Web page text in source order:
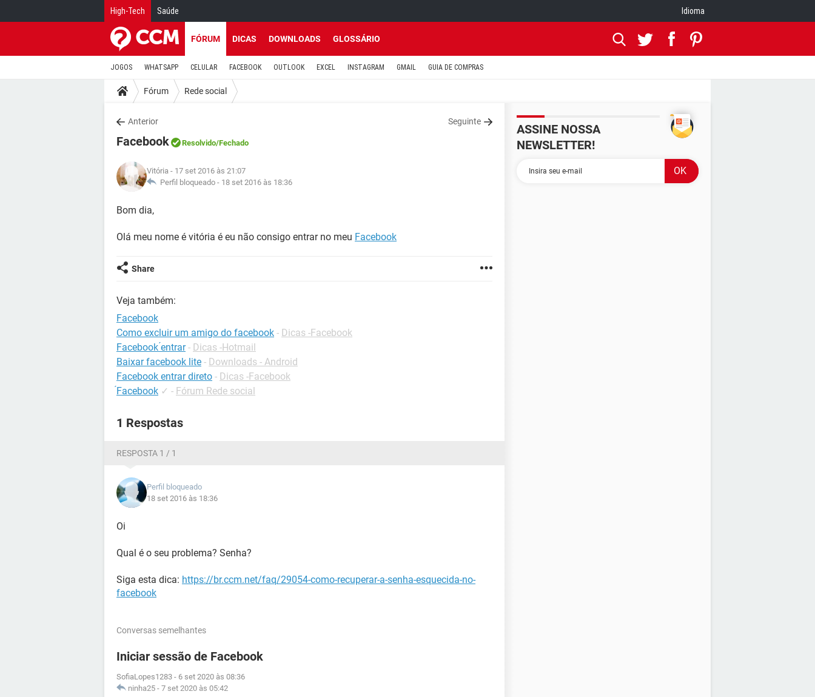
High-Tech Saúde Idioma
FÓRUM DICAS DOWNLOADS GLOSSÁRIO
JOGOS WHATSAPP CELULAR FACEBOOK OUTLOOK EXCEL INSTAGRAM GMAIL GUIA DE COMPRAS
Fórum Rede social
Anterior Seguinte
Facebook Resolvido/Fechado
Vitória - 17 set 2016 às 21:07
Perfil bloqueado - 18 set 2016 às 18:36
Bom dia,
Olá meu nome é vitória é eu não consigo entrar no meu Facebook
Share
Veja também:
Facebook
Como excluir um amigo do facebook - Dicas -Facebook
Facebook ́entrar - Dicas -Hotmail
Baixar facebook lite - Downloads - Android
Facebook entrar direto - Dicas -Facebook
́Facebook ✓ - Fórum Rede social
1 Respostas
RESPOSTA 1 / 1
Perfil bloqueado
18 set 2016 às 18:36
Oi
Qual é o seu problema? Senha?
Siga esta dica: https://br.ccm.net/faq/29054-como-recuperar-a-senha-esquecida-no-
facebook
Conversas semelhantes
Iniciar sessão de Facebook
SofiaLopes1283 - 6 set 2020 às 08:36
ninha25 - 7 set 2020 às 05:42
ASSINE NOSSA
NEWSLETTER!